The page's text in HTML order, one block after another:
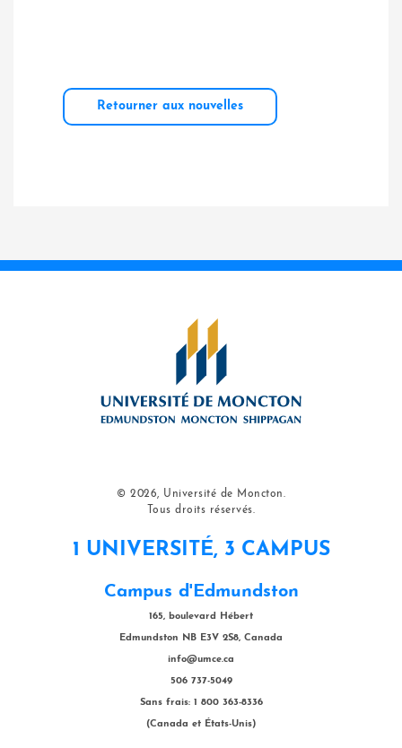
Retourner aux nouvelles
© 2026, Université de Moncton.
Tous droits réservés.
1 UNIVERSITÉ, 3 CAMPUS
Campus d'Edmundston
165, boulevard Hébert
Edmundston NB E3V 2S8, Canada
info@umce.ca
506 737-5049
Sans frais: 1 800 363-8336
(Canada et États-Unis)